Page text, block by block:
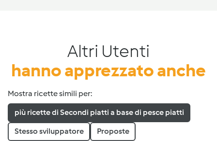
Altri Utenti
hanno apprezzato anche
Mostra ricette simili per:
più ricette di Secondi piatti a base di pesce piatti
Stesso sviluppatore Proposte